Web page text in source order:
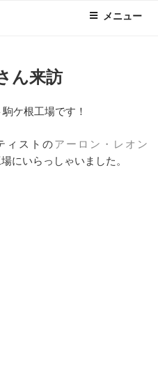
メニュー
ん来訪
ケ根工場です！
ィストのアーロン・レオン
にいらっしゃいました。